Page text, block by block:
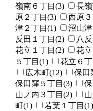
嶺南６丁目(3)
長
原２丁目(3)
西原
津２丁目(1)
沼山
反田１丁目(2)
八
花立１丁目(2)
花
５丁目(1)
花立６
広木町(12)
保田
保田窪５丁目(3)
山ノ内３丁目(2)
町(1)
若葉１丁目(1)